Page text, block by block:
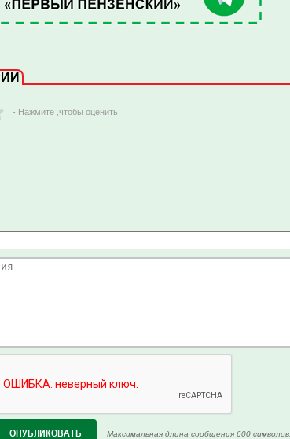
- Нажмите ,чтобы оценить
Максимальная длина сообщения 600 символов.